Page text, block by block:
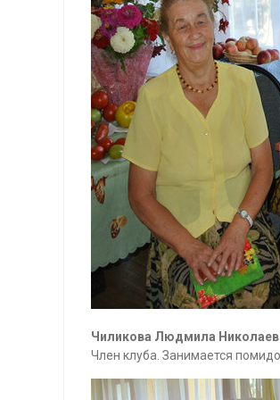
Чиликова Людмила
Член клуба. Занимается